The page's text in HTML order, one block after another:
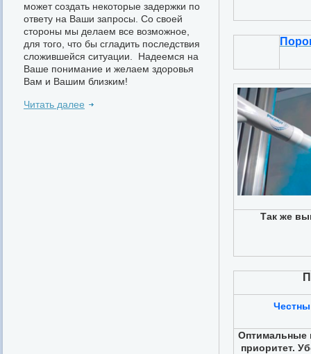
может создать некоторые задержки по
ответу на Ваши запросы. Со своей
стороны мы делаем все возможное,
для того, что бы сгладить последствия
сложившейся ситуации. Надеемся на
Ваше понимание и желаем здоровья
Вам и Вашим близким!
Читать далее
Так же
Оптимальные
приоритет.